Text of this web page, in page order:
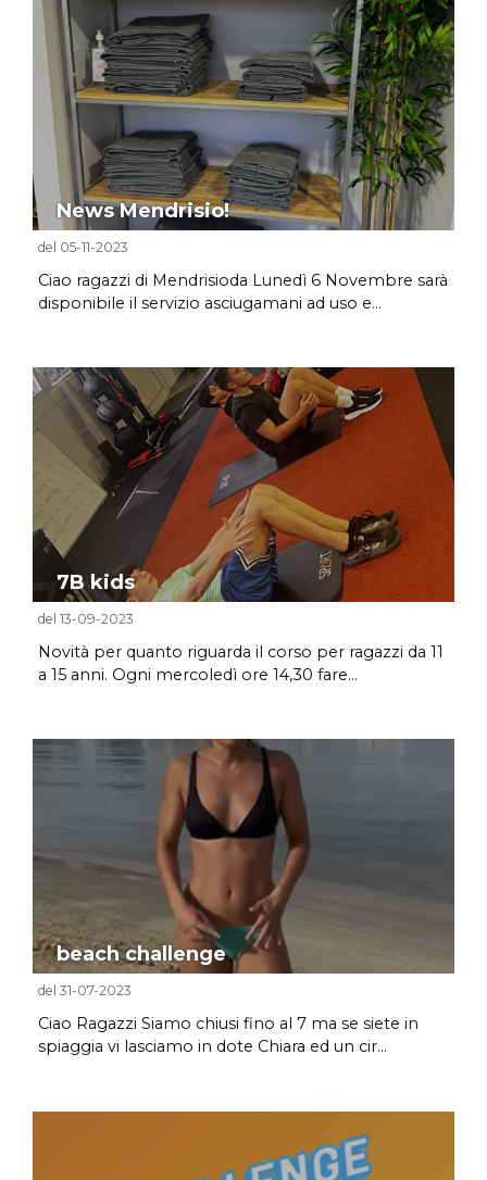
News Mendrisio!
del 05-11-2023
Ciao ragazzi di Mendrisioda Lunedì 6 Novembre sarà
disponibile il servizio asciugamani ad uso e...
7B kids
del 13-09-2023
Novità per quanto riguarda il corso per ragazzi da 11
a 15 anni. Ogni mercoledì ore 14,30 fare...
beach challenge
del 31-07-2023
Ciao Ragazzi Siamo chiusi fino al 7 ma se siete in
spiaggia vi lasciamo in dote Chiara ed un cir...